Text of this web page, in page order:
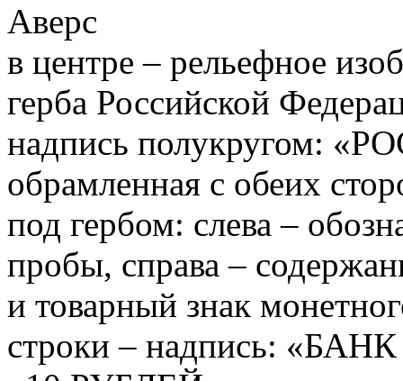
Аверс
в центре – рельефное
герба Российской
надпись полукругом:
обрамленная с обеих
под гербом: слева –
пробы, справа –
и товарный знак
строки – надпись: